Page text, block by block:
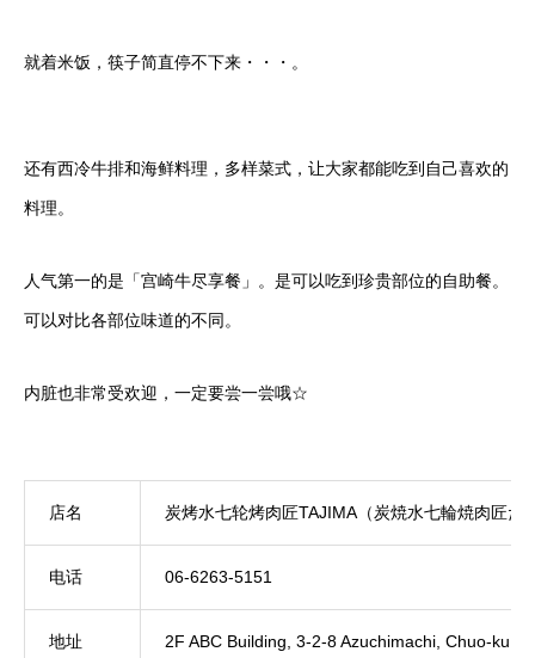
就着米饭，筷子简直停不下来・・・。
还有西冷牛排和海鲜料理，多样菜式，让大家都能吃到自己喜欢的
料理。
人气第一的是「宫崎牛尽享餐」。是可以吃到珍贵部位的自助餐。
可以对比各部位味道的不同。
内脏也非常受欢迎，一定要尝一尝哦☆
店名 炭烤水七轮烤肉匠TAJIMA（炭焼水七輪焼肉匠た
电话 06-6263-5151
地址 2F ABC Building, 3-2-8 Azuchimachi, Chuo-ku,